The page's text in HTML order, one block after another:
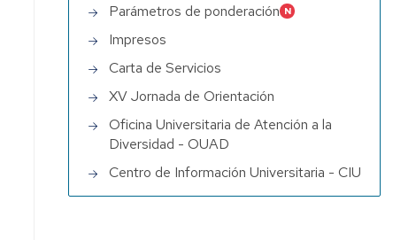
Parámetros de ponderación
Impresos
Carta de Servicios
XV Jornada de Orientación
Oficina Universitaria de Atención a la
Diversidad - OUAD
Centro de Información Universitaria - CIU